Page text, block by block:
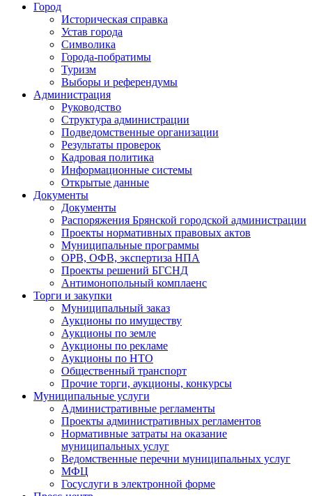
Город
Историческая справка
Устав города
Символика
Города-побратимы
Туризм
Выборы и референдумы
Администрация
Руководство
Структура администрации
Подведомственные организации
Результаты проверок
Кадровая политика
Информационные системы
Открытые данные
Документы
Документы
Распоряжения Брянской городской администрации
Проекты нормативных правовых актов
Муниципальные программы
ОРВ, ОФВ, экспертиза НПА
Проекты решений БГСНД
Антимонопольный комплаенс
Торги и закупки
Муниципальный заказ
Аукционы по имуществу
Аукционы по земле
Аукционы по рекламе
Аукционы по НТО
Общественный транспорт
Прочие торги, аукционы, конкурсы
Муниципальные услуги
Административные регламенты
Проекты административных регламентов
Нормативные затраты на оказание
муниципальных услуг
Ведомственные перечни муниципальных услуг
МФЦ
Госуслуги в электронной форме